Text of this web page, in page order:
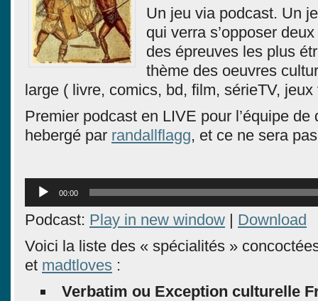
Un jeu via podcast. Un
qui verra s’opposer
des épreuves les plus
thème des oeuvres
large ( livre, comics, bd, film, sérieTV,
Premier podcast en LIVE pour l’équipe de
hebergé par randallflagg, et ce ne sera
Lecteur
audio
00:00
Podcast: Play in new window | Download
Voici la liste des « spécialités »
et madtloves :
Verbatim ou Exception culturelle